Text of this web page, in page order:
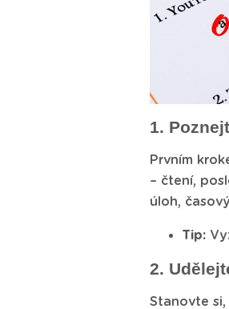
1.
Prvním
– čtení,
úloh,
Tip:
2.
Stanovte